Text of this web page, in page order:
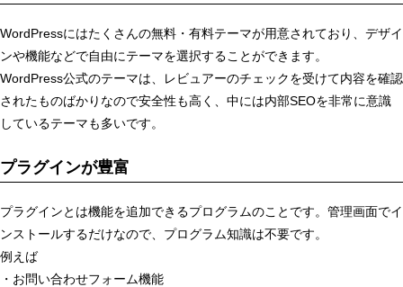
WordPressにはたくさんの無料・有料テーマが用意されており、デザイ
ンや機能などで自由にテーマを選択することができます。
WordPress公式のテーマは、レビュアーのチェックを受けて内容を確認
されたものばかりなので安全性も高く、中には内部SEOを非常に意識
しているテーマも多いです。
プラグインが豊富
プラグインとは機能を追加できるプログラムのことです。管理画面でイ
ンストールするだけなので、プログラム知識は不要です。
例えば
・お問い合わせフォーム機能